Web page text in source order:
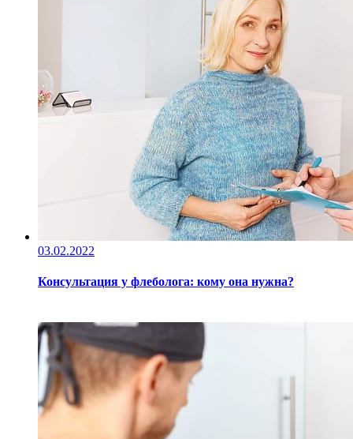
03.02.2022
Консультация у флеболога: кому она нужна?